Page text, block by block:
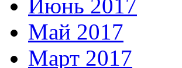
Июнь 2017
Май 2017
Март 2017